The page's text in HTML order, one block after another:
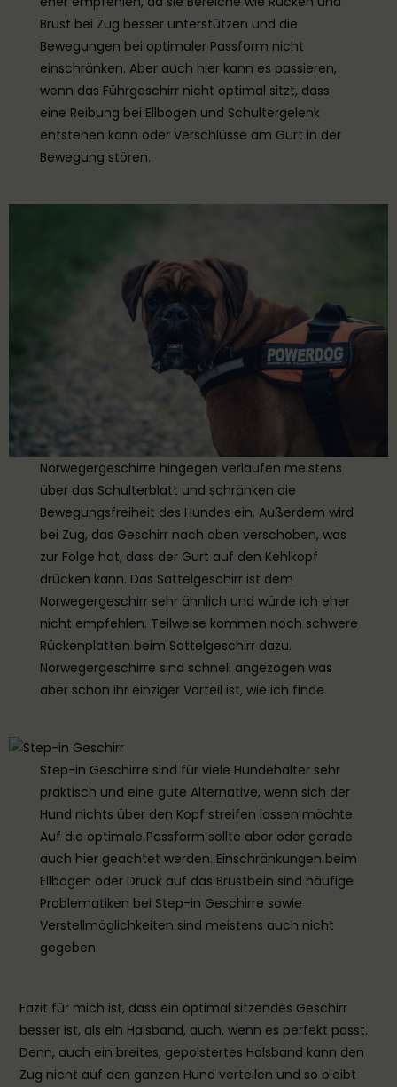
Brust bei Zug besser unterstützen und die
Bewegungen bei optimaler Passform nicht
einschränken. Aber auch hier kann es passieren,
wenn das Führgeschirr nicht optimal sitzt, dass
eine Reibung bei Ellbogen und Schultergelenk
entstehen kann oder Verschlüsse am Gurt in der
Bewegung stören.
Norwegergeschirre hingegen verlaufen meistens
über das Schulterblatt und schränken die
Bewegungsfreiheit des Hundes ein. Außerdem wird
bei Zug, das Geschirr nach oben verschoben, was
zur Folge hat, dass der Gurt auf den Kehlkopf
drücken kann. Das Sattelgeschirr ist dem
Norwegergeschirr sehr ähnlich und würde ich eher
nicht empfehlen. Teilweise kommen noch schwere
Rückenplatten beim Sattelgeschirr dazu.
Norwegergeschirre sind schnell angezogen was
aber schon ihr einziger Vorteil ist, wie ich finde.
Step-in Geschirre sind für viele Hundehalter sehr
praktisch und eine gute Alternative, wenn sich der
Hund nichts über den Kopf streifen lassen möchte.
Auf die optimale Passform sollte aber oder gerade
auch hier geachtet werden. Einschränkungen beim
Ellbogen oder Druck auf das Brustbein sind häufige
Problematiken bei Step-in Geschirre sowie
Verstellmöglichkeiten sind meistens auch nicht
gegeben.
Fazit für mich ist, dass ein optimal sitzendes Geschirr
besser ist, als ein Halsband, auch, wenn es perfekt passt.
Denn, auch ein breites, gepolstertes Halsband kann den
Zug nicht auf den ganzen Hund verteilen und so bleibt